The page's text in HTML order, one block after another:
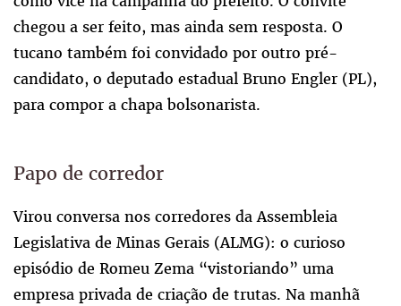
chegou a ser feito, mas ainda sem resposta. O
tucano também foi convidado por outro pré-
candidato, o deputado estadual Bruno Engler (PL),
para compor a chapa bolsonarista.
Papo de corredor
Virou conversa nos corredores da Assembleia
Legislativa de Minas Gerais (ALMG): o curioso
episódio de Romeu Zema “vistoriando” uma
empresa privada de criação de trutas. Na manhã